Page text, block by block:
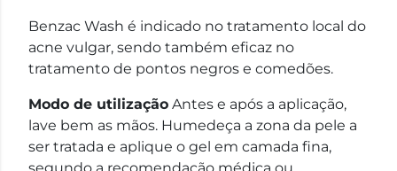
Benzac Wash é indicado no tratamento local do
acne vulgar, sendo também eficaz no
tratamento de pontos negros e comedões.
Modo de utilização Antes e após a aplicação,
lave bem as mãos. Humedeça a zona da pele a
ser tratada e aplique o gel em camada fina,